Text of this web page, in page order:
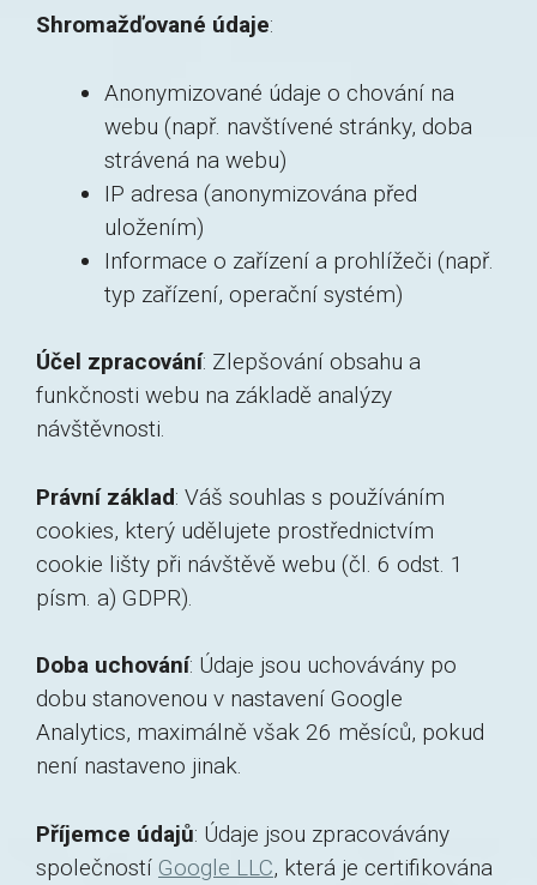
Shromažďované údaje:
Anonymizované údaje o chování na
webu (např. navštívené stránky, doba
strávená na webu)
IP adresa (anonymizována před
uložením)
Informace o zařízení a prohlížeči (např.
typ zařízení, operační systém)
Účel zpracování: Zlepšování obsahu a
funkčnosti webu na základě analýzy
návštěvnosti.
Právní základ: Váš souhlas s používáním
cookies, který udělujete prostřednictvím
cookie lišty při návštěvě webu (čl. 6 odst. 1
písm. a) GDPR).
Doba uchování: Údaje jsou uchovávány po
dobu stanovenou v nastavení Google
Analytics, maximálně však 26 měsíců, pokud
není nastaveno jinak.
Příjemce údajů: Údaje jsou zpracovávány
společností Google LLC, která je certifikována